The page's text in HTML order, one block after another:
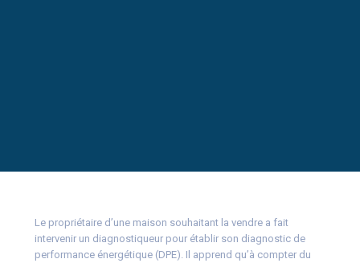
Le propriétaire d’une maison souhaitant la vendre a fait
intervenir un diagnostiqueur pour établir son diagnostic de
performance énergétique (DPE). Il apprend qu’à compter du